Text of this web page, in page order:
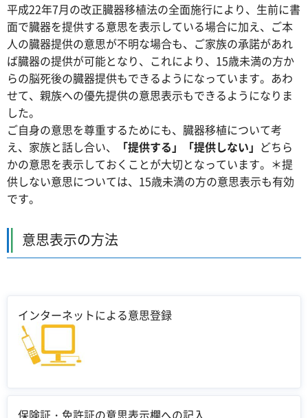
平成22年7月の改正臓器移植法の全面施行により、生前に書
面で臓器を提供する意思を表示している場合に加え、ご本
人の臓器提供の意思が不明な場合も、ご家族の承諾があれ
ば臓器の提供が可能となり、これにより、15歳未満の方か
らの脳死後の臓器提供もできるようになっています。あわ
せて、親族への優先提供の意思表示もできるようになりま
した。
ご自身の意思を尊重するためにも、臓器移植について考
え、家族と話し合い、
「提供する」「提供しない」 どちら
かの意思を表示しておくことが大切となっています。＊提
供しない意思については、15歳未満の方の意思表示も有効
です。
意思表示の方法
インターネットによる意思登録